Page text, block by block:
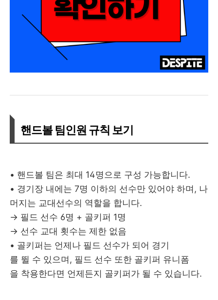
핸드볼 팀인원 규칙 보기
• 핸드볼 팀은 최대 14명으로 구성 가능합니다.
• 경기장 내에는 7명 이하의 선수만 있어야 하며, 나
머지는 교대선수의 역할을 합니다.
→ 필드 선수 6명 + 골키퍼 1명
→ 선수 교대 횟수는 제한 없음
• 골키퍼는 언제나 필드 선수가 되어 경기
를 뛸 수 있으며, 필드 선수 또한 골키퍼 유니폼
을 착용한다면 언제든지 골키퍼가 될 수 있습니다.